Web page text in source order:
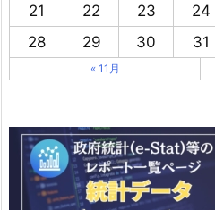
21
22 23 24
28
29 30 31
« 11月